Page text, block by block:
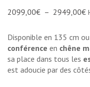
2099,00€ – 2949,00€
Disponible en 135 cm
conférence en chêne
sa place dans tous les
est adoucie par des